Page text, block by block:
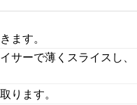
ます。
サーで薄くスライスし、
ります。